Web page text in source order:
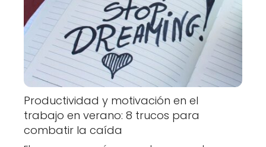
Productividad y motivación en el
trabajo en verano: 8 trucos para
combatir la caída